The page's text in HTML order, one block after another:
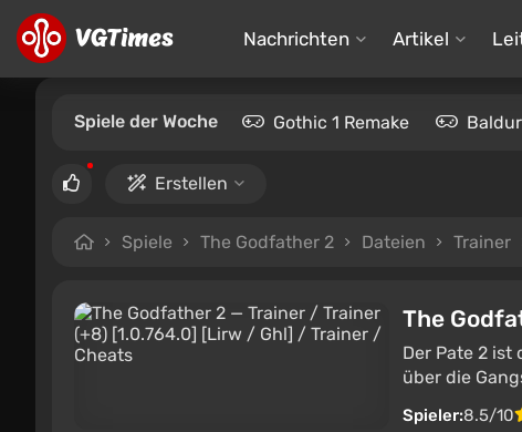
Nachrichten Artikel
Spiele der Woche Gothic 1 Remake
Erstellen
Spiele The Godfather 2 Dateien Trainer
The
Der Pate 2
über die
Spieler:8.5/10